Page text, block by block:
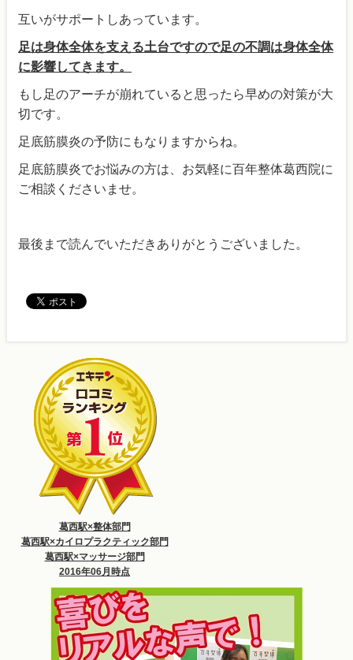
互いがサポートしあっています。
足は身体全体を支える土台ですので足の不調は身体全体
に影響してきます。
もし足のアーチが崩れていると思ったら早めの対策が大
切です。
足底筋膜炎の予防にもなりますからね。
足底筋膜炎でお悩みの方は、お気軽に百年整体葛西院に
ご相談くださいませ。
最後まで読んでいただきありがとうございました。
葛西駅×整体部門
葛西駅×カイロプラクティック部門
葛西駅×マッサージ部門
2016年06月時点